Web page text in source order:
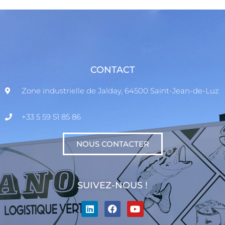
CONTACT
Zone industrielle de Jalday, 64500 Saint-Jean-de-Luz
+33 5 59 51 85 86
NOUS CONTACTER
SUIVEZ-NOUS !
L
i
F
a
Y
o